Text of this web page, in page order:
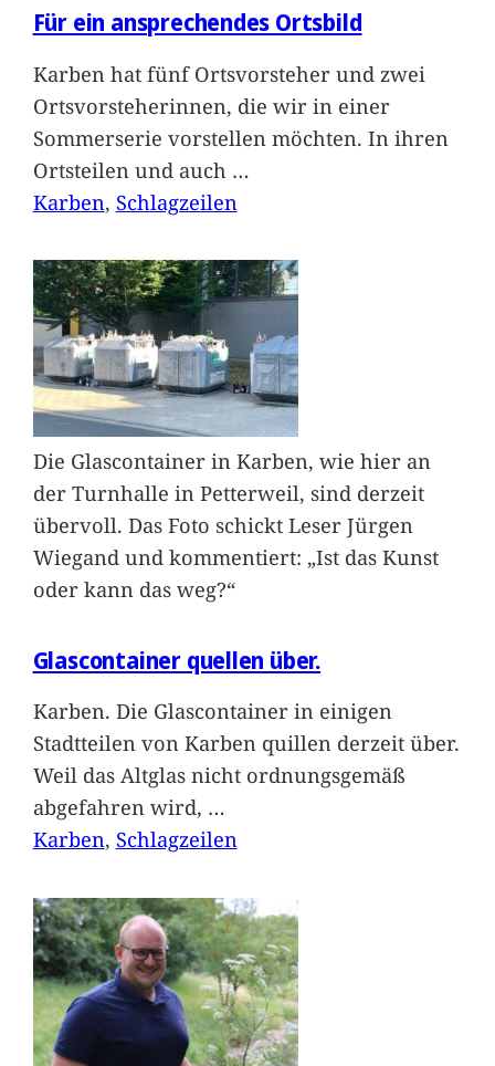
Für ein ansprechendes Ortsbild
Karben hat fünf Ortsvorsteher und zwei
Ortsvorsteherinnen, die wir in einer
Sommerserie vorstellen möchten. In ihren
Ortsteilen und auch …
Karben, Schlagzeilen
Die Glascontainer in Karben, wie hier an
der Turnhalle in Petterweil, sind derzeit
übervoll. Das Foto schickt Leser Jürgen
Wiegand und kommentiert: „Ist das Kunst
oder kann das weg?“
Glascontainer quellen über.
Karben. Die Glascontainer in einigen
Stadtteilen von Karben quillen derzeit über.
Weil das Altglas nicht ordnungsgemäß
abgefahren wird, …
Karben, Schlagzeilen